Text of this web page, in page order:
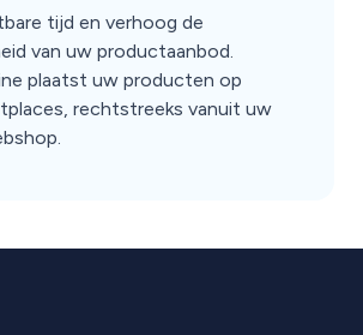
tijd en verhoog de
van uw productaanbod.
plaatst uw producten op
rechtstreeks vanuit uw